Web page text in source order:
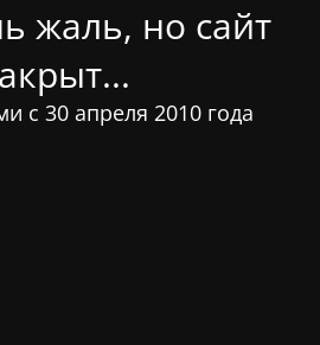
жаль, но сайт
с 30 апреля 2010 года